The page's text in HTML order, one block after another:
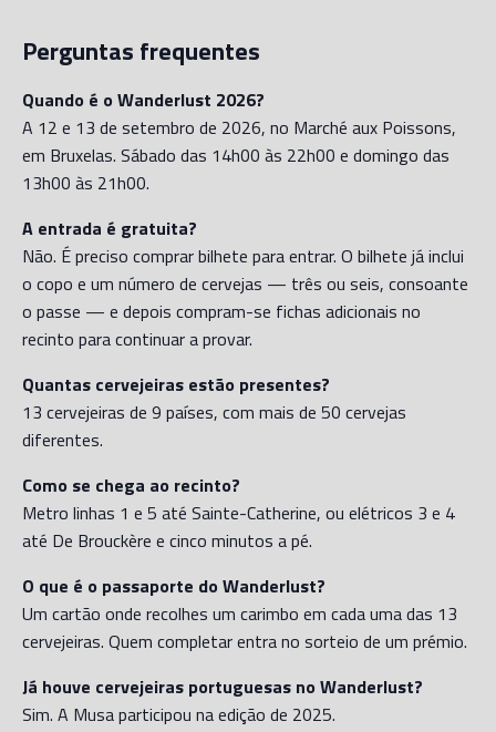
Perguntas frequentes
Quando é o Wanderlust 2026?
A 12 e 13 de setembro de 2026, no Marché aux Poissons,
em Bruxelas. Sábado das 14h00 às 22h00 e domingo das
13h00 às 21h00.
A entrada é gratuita?
Não. É preciso comprar bilhete para entrar. O bilhete já inclui
o copo e um número de cervejas — três ou seis, consoante
o passe — e depois compram-se fichas adicionais no
recinto para continuar a provar.
Quantas cervejeiras estão presentes?
13 cervejeiras de 9 países, com mais de 50 cervejas
diferentes.
Como se chega ao recinto?
Metro linhas 1 e 5 até Sainte-Catherine, ou elétricos 3 e 4
até De Brouckère e cinco minutos a pé.
O que é o passaporte do Wanderlust?
Um cartão onde recolhes um carimbo em cada uma das 13
cervejeiras. Quem completar entra no sorteio de um prémio.
Já houve cervejeiras portuguesas no Wanderlust?
Sim. A Musa participou na edição de 2025.